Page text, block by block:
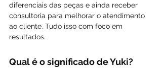
diferenciais das peças e ainda receber
consultoria para melhorar o atendimento
ao cliente. Tudo isso com foco em
resultados.
Qual é o significado de Yuki?